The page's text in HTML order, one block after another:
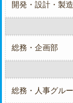
開発・設計・製
総務・企画部
総務・人事グル